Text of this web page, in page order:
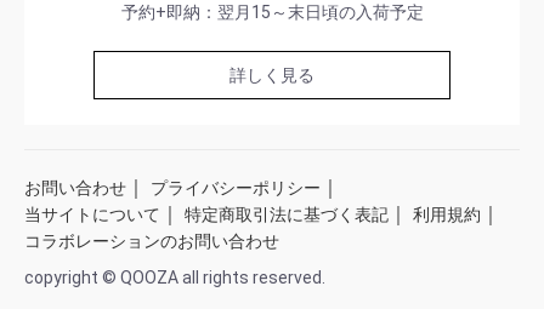
予約+即納：翌月15～末日頃の入荷予定
詳しく見る
お問い合わせ ｜ プライバシーポリシー ｜
当サイトについて ｜ 特定商取引法に基づく表記 ｜ 利用規約 ｜
コラボレーションのお問い合わせ
copyright © QOOZA all rights reserved.